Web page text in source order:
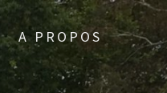
A PROPOS